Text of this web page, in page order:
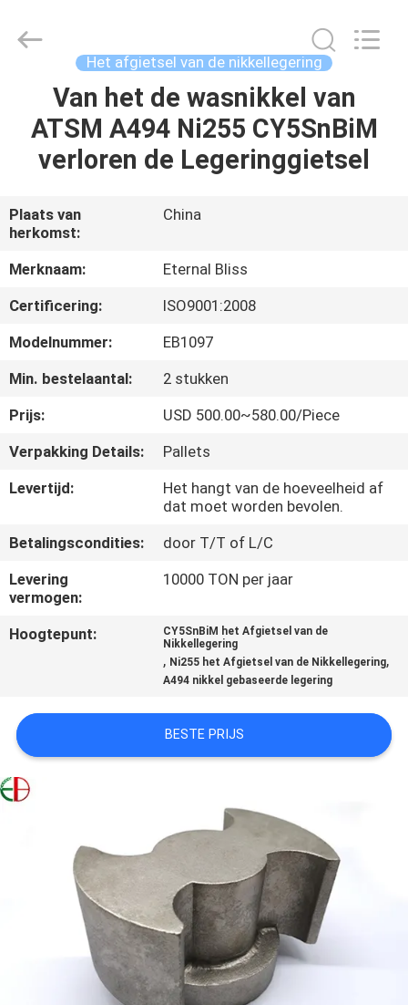
HUIS
PRODUCTEN
VIDEOS
ONGEVEER
ONS
KWALITEITSCONTROLE
CONTACTEER
NIEUWS
VERZOEK
CITAAT
SITEMAP
PRIVACYBELEID
Casting
Het afgietsel van de nikkellegering
Van het de wasnikkel van
ATSM A494 Ni255 CY5SnBiM
verloren de Legeringgietsel
Plaats van
herkomst:
China
Merknaam:
Eternal Bliss
Certificering:
ISO9001:2008
Modelnummer:
EB1097
Min. bestelaantal:
2 stukken
Prijs:
USD 500.00~580.00/Piece
Verpakking Details:
Pallets
Levertijd:
Het hangt van de hoeveelheid af
dat moet worden bevolen.
Betalingscondities:
door T/T of L/C
Levering
vermogen:
10000 TON per jaar
Hoogtepunt:
CY5SnBiM het Afgietsel van de
Nikkellegering
, Ni255 het Afgietsel van de Nikkellegering,
A494 nikkel gebaseerde legering
BESTE PRIJS